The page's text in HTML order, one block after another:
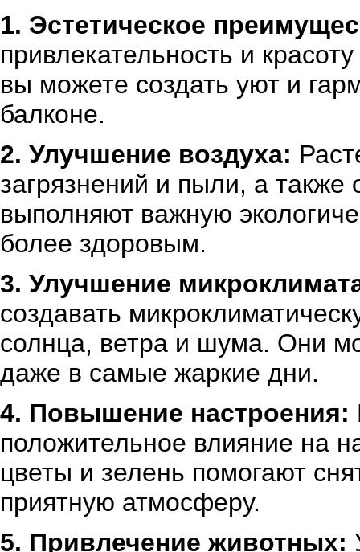
1. Эстетическое
привлекательность и
вы можете создать уют и
балконе.
2. Улучшение воздуха:
загрязнений и пыли, а
выполняют важную
более здоровым.
3. Улучшение
создавать
солнца, ветра и шума. Они
даже в самые жаркие дни.
4. Повышение настроения:
положительное влияние на
цветы и зелень помогают
приятную атмосферу.
5. Привлечение животных: